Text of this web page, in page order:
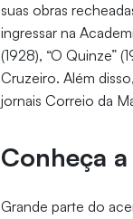
suas obras
ingressar na
(1928), “O Quinze”
Cruzeiro. Além
jornais Correio da
Conheça
Grande parte do